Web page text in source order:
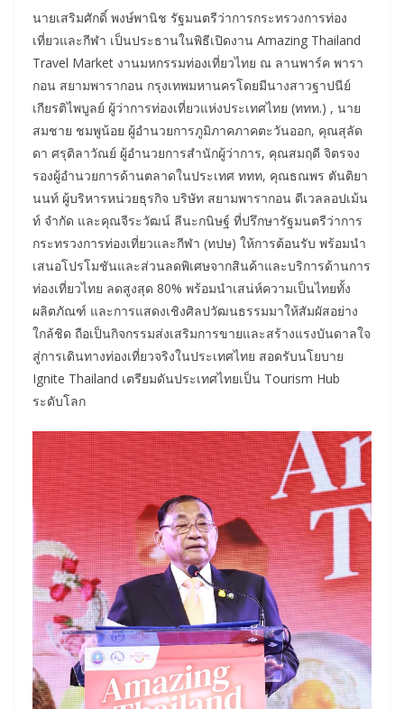
นายเสริมศักดิ์ พงษ์พานิช รัฐมนตรีว่าการกระทรวงการท่อง
เที่ยวและกีฬา เป็นประธานในพิธีเปิดงาน Amazing Thailand
Travel Market งานมหกรรมท่องเที่ยวไทย ณ ลานพาร์ค พารา
กอน สยามพารากอน กรุงเทพมหานครโดยมีนางสาวฐาปนีย์
เกียรติไพบูลย์ ผู้ว่าการท่องเที่ยวแห่งประเทศไทย (ททท.) , นาย
สมชาย ชมพูน้อย ผู้อำนวยการภูมิภาคภาคตะวันออก, คุณสุลัด
ดา ศรุติลาวัณย์ ผู้อำนวยการสำนักผู้ว่าการ, คุณสมฤดี จิตรจง
รองผู้อำนวยการด้านตลาดในประเทศ ททท, คุณธณพร ตันติยา
นนท์ ผู้บริหารหน่วยธุรกิจ บริษัท สยามพารากอน ดีเวลลอปเม้น
ท์ จำกัด และคุณจีระวัฒน์ ลีนะกนิษฐ์ ที่ปรึกษารัฐมนตรีว่าการ
กระทรวงการท่องเที่ยวและกีฬา (ทปษ) ให้การต้อนรับ พร้อมนำ
เสนอโปรโมชันและส่วนลดพิเศษจากสินค้าและบริการด้านการ
ท่องเที่ยวไทย ลดสูงสุด 80% พร้อมนำเสน่ห์ความเป็นไทยทั้ง
ผลิตภัณฑ์ และการแสดงเชิงศิลปวัฒนธรรมมาให้สัมผัสอย่าง
ใกล้ชิด ถือเป็นกิจกรรมส่งเสริมการขายและสร้างแรงบันดาลใจ
สู่การเดินทางท่องเที่ยวจริงในประเทศไทย สอดรับนโยบาย
Ignite Thailand เตรียมดันประเทศไทยเป็น Tourism Hub
ระดับโลก